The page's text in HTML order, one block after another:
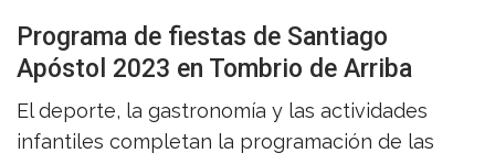
Programa de fiestas de Santiago
Apóstol 2023 en Tombrio de Arriba
El deporte, la gastronomía y las actividades
infantiles completan la programación de las